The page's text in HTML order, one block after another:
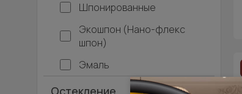
Шпонированные
Экошпон (Нано-флекс
шпон)
Эмаль
Остекление